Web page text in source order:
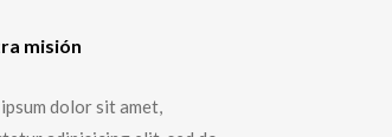
misión
dolor sit amet,